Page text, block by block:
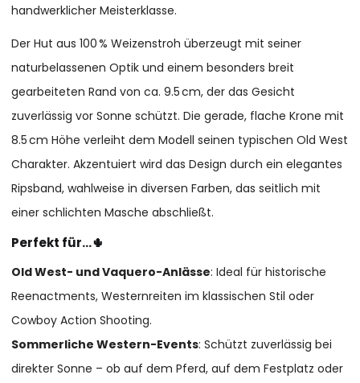
handwerklicher Meisterklasse.
Der Hut aus 100 % Weizenstroh überzeugt mit seiner
naturbelassenen Optik und einem besonders breit
gearbeiteten Rand von ca. 9.5 cm, der das Gesicht
zuverlässig vor Sonne schützt. Die gerade, flache Krone mit
8.5 cm Höhe verleiht dem Modell seinen typischen Old West
Charakter. Akzentuiert wird das Design durch ein elegantes
Ripsband, wahlweise in diversen Farben, das seitlich mit
einer schlichten Masche abschließt.
Perfekt für…🌵
Old West- und Vaquero-Anlässe: Ideal für historische
Reenactments, Westernreiten im klassischen Stil oder
Cowboy Action Shooting.
Sommerliche Western-Events: Schützt zuverlässig bei
direkter Sonne – ob auf dem Pferd, auf dem Festplatz oder